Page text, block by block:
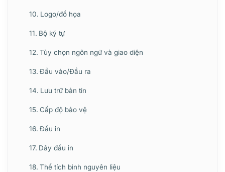
Logo/đồ họa
Bộ ký tự
Tùy chọn ngôn ngữ và giao diện
Đầu vào/Đầu ra
Lưu trữ bản tin
Cấp độ bảo vệ
Đầu in
Dây đầu in
Thể tích bình nguyên liệu